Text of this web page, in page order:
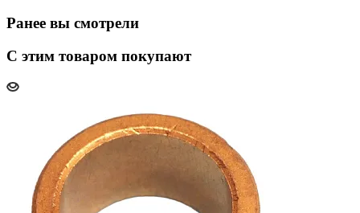
Ранее вы смотрели
С этим товаром покупают